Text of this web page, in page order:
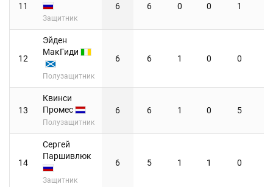
11
Защитник
6 6 0 0 1
12
Эйден
МакГиди
Полузащитник
6 6 1 0 0
13
Квинси
Промес
Полузащитник
6 6 1 0 5
14
Сергей
Паршивлюк
Защитник
6 5 1 1 0